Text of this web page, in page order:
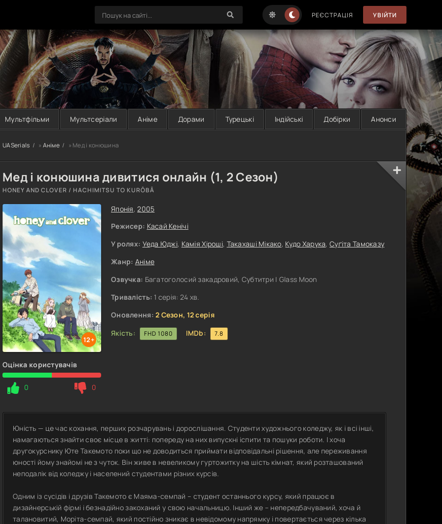
РЕЄСТРАЦІЯ УВІЙТИ
Мультфільми Мультсеріали Аніме Дорами Турецькі Індійські Добірки Анонси
UASerials » Аніме » Мед і конюшина
Мед і конюшина дивитися онлайн (1, 2 Сезон)
HONEY AND CLOVER / HACHIMITSU TO KURÔBÂ
12+
Оцінка користувачів
0 0
Японія,2005
Режисер: Касай Кенічі
У ролях: Уеда Юджі, Камія Хіроші, Такахаші Мікако, Кудо Харука, Суґіта Тамоказу
Жанр: Аніме
Озвучка: Багатоголосий закадровий, Субтитри | Glass Moon
Тривалість: 1 серія: 24 хв.
Оновлення: 2 Сезон, 12 серія
Якість:
FHD 1080 IMDb: 7.8
Юність — це час кохання, перших розчарувань і дорослішання. Студенти художнього коледжу, як і всі інші,
намагаються знайти своє місце в житті: попереду на них випускні іспити та пошуки роботи. І хоча
другокурснику Юте Такемото поки що не доводиться приймати відповідальні рішення, але переживання
юності йому знайомі не з чуток. Він живе в невеликому гуртожитку на шість кімнат, який розташований
неподалік від коледжу і населений студентами різних курсів.
Одним із сусідів і друзів Такемото є Маяма-семпай – студент останнього курсу, який працює в
дизайнерській фірмі і безнадійно закоханий у свою начальницю. Інший же – непередбачуваний, хоча й
талановитий, Моріта-семпай, який постійно зникає в невідомому напрямку і повертається через кілька